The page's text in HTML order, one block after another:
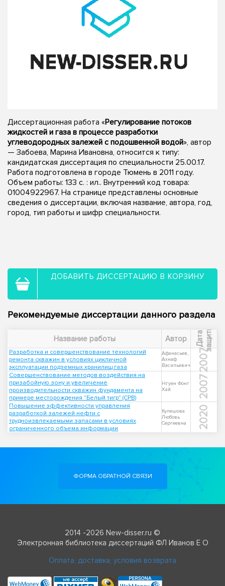
Диссертационная работа «Регулирование потоков
жидкостей и газа в процессе разработки
углеводородных залежей с подошвенной водой», автор
— Забоева, Марина Ивановна, относится к типу:
кандидатская диссертация по специальности 25.00.17.
Работа подготовлена в городе Тюмень в 2011 году.
Объем работы: 133 с. : ил.. Внутренний код товара:
01004922967. На странице представлены основные
сведения о диссертации, включая название, автора, год,
город, тип работы и шифр специальности.
ДОБАВИТЬ ДИССЕРТАЦИЮ В КОРЗИНУ
Рекомендуемые диссертации данного раздела
Название работы Автор Д
а
т
а
з
а
щ
и
т ы
Разработка и совершенствование технологий
ремонта скважин в условиях цикличной
эксплуатации подземных хранилищ газа
Афанасьев,
Ахнаф
Васильевич
2007
Совершенствование методов воздействия на
призабойную зону и увеличение
производительности скважин фундамента на
примере месторождения "Белый тигр" (СРВ)
Нгуен Фонг
Хай
2007
Повышение эффективности управления
разработкой залежей нефти с
трудноизвлекаемыми запасами в условиях
ограниченного объема информации
Кулешова
Любовь
Сергеевна
2020
ФОРМА ОБРАТНОЙ СВЯЗИ
2014 -2026 New-disser.ru ©
Электронная библиотека диссертаций ФЛ Иванов Е О
Оплата, доставка, условия возврата